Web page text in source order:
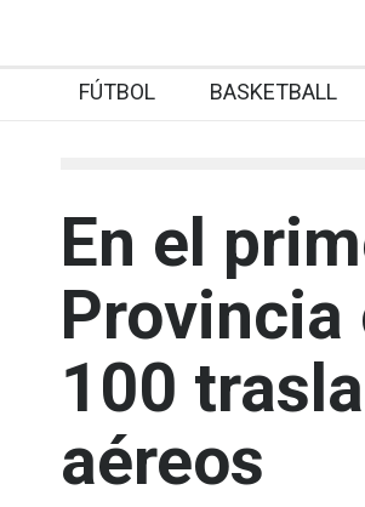
FÚTBOL BASKETBALL
En el
Provincia
100
aéreos